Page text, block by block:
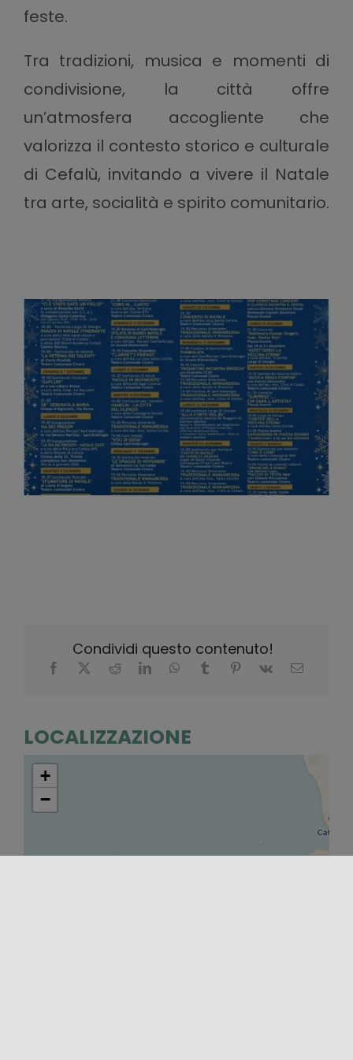
feste.
Tra tradizioni, musica e momenti di
condivisione, la città offre
un’atmosfera accogliente che
valorizza il contesto storico e culturale
di Cefalù, invitando a vivere il Natale
tra arte, socialità e spirito comunitario.
Condividi questo contenuto!
LOCALIZZAZIONE
+
−